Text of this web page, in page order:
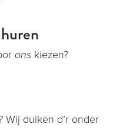
huren
ons kiezen?
Wij duiken d’r onder